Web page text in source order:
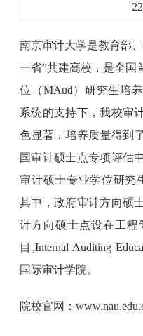
南京审计大学是教育部
一省”共建高校，是全国
位（MAud）研究生培
系统的支持下，我校审
色显著，培养质量得到
国审计硕士点专项评估
审计硕士专业学位研究
其中，政府审计方向硕
计方向硕士点设在工程
目,Internal Auditing
国际审计学院。
院校官网：